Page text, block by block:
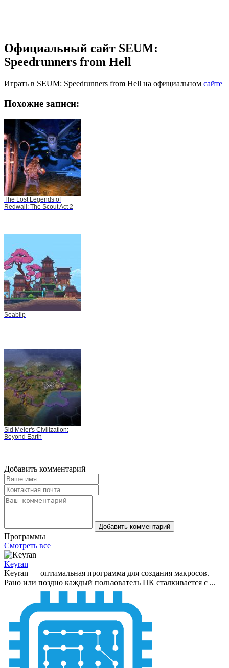
Официальный сайт SEUM:
Speedrunners from Hell
Играть в SEUM: Speedrunners from Hell на официальном сайте
Похожие записи:
The Lost Legends of
Redwall: The Scout Act 2
Seablip
Sid Meier's Civilization:
Beyond Earth
Добавить комментарий
Добавить комментарий
Программы
Смотреть все
Keyran
Keyran — оптимальная программа для создания макросов.
Рано или поздно каждый пользователь ПК сталкивается с ...